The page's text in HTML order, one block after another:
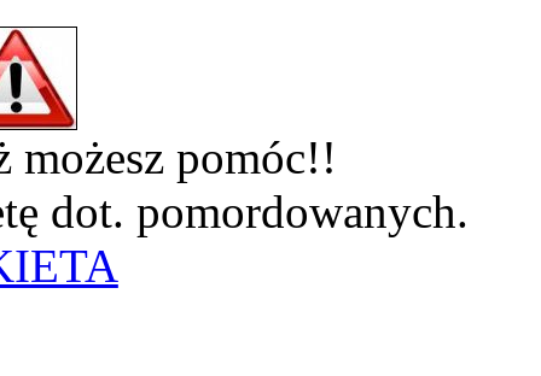
możesz pomóc!!
dot. pomordowanych.